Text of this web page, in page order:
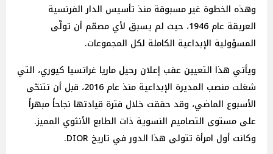
وهذه الخطوة غير مسبوقة منذ تأسيس الدار الفرنسية
العريقة عام 1946، حيث لم يسبق لأي مصمّم أن تولّى
المسؤولية الإبداعية الكاملة لكل المجموعات.
ويأتي هذا التعيين عقب إعلان رحيل ماريا غراتسيا كيوري، التي
شغلت منصب المديرة الإبداعية منذ عام 2016، قبل أن تتنحّى
الأسبوع الماضي، وقد حققت خلال فترة قيادتها نجاحاً مبهراً
على مستوى التصاميم النسوية ذات الطابع الأنثوي المميز.
وكانت أول امرأة تتولى هذا الدور في تاريخ DIOR.